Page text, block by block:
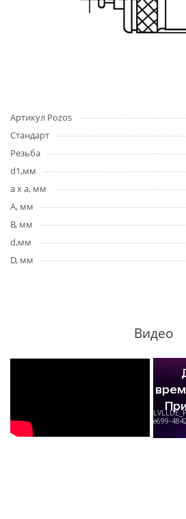
Артикул Pozos
Стандарт
Резьба
d1,мм
a x a, мм
A, мм
B, мм
d,мм
D, мм
Видео